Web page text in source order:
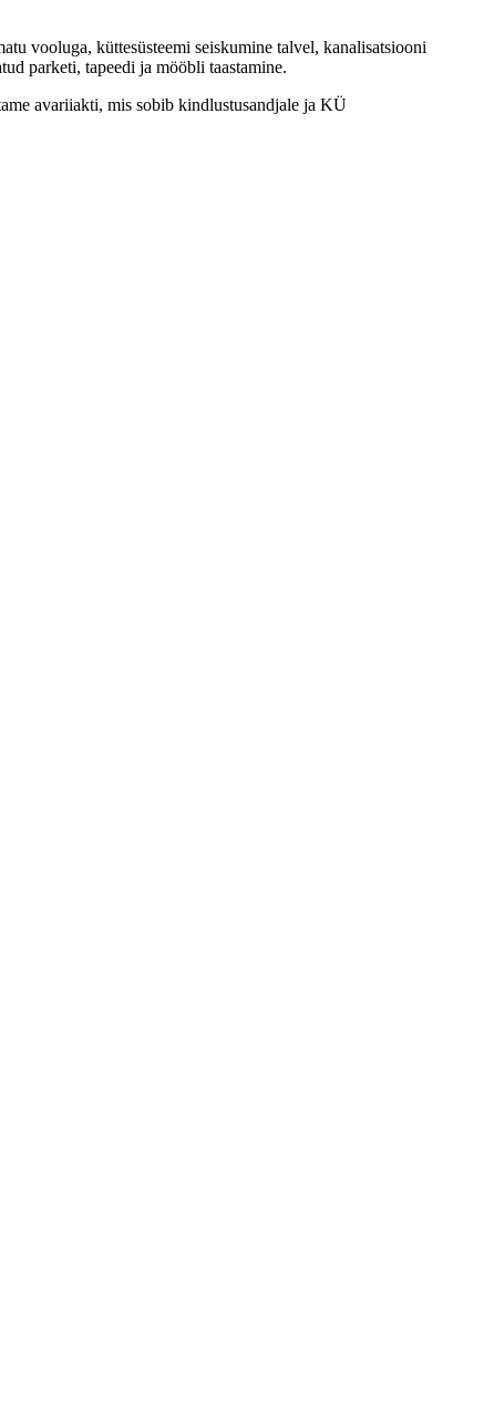
vooluga, küttesüsteemi seiskumine talvel, kanalisatsiooni
parketi, tapeedi ja mööbli taastamine.
avariiakti, mis sobib kindlustusandjale ja KÜ